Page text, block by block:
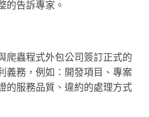
的告訴專家。
爬蟲程式外包公司簽訂正式的
義務，例如：開發項目、專案
的服務品質、違約的處理方式